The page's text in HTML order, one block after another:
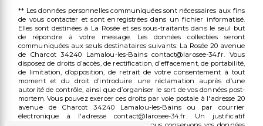
** Les données personnelles communiquées sont nécessaires aux fins
de vous contacter et sont enregistrées dans un fichier informatisé.
Elles sont destinées à La Rosée et ses sous-traitants dans le seul but
de répondre à votre message. Les données collectées seront
communiquées aux seuls destinataires suivants: La Rosée 20 avenue
de Charcot 34240 Lamalou-les-Bains contact@larosee-34.fr. Vous
disposez de droits d’accès, de rectification, d’effacement, de portabilité,
de limitation, d’opposition, de retrait de votre consentement à tout
moment et du droit d’introduire une réclamation auprès d’une
autorité de contrôle, ainsi que d’organiser le sort de vos données post-
mortem. Vous pouvez exercer ces droits par voie postale à l'adresse 20
avenue de Charcot 34240 Lamalou-les-Bains ou par courrier
électronique à l'adresse contact@larosee-34.fr. Un justificatif